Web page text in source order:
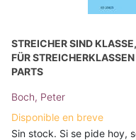
STREICHER SIND
FÜR
PARTS
Boch, Peter
Disponible en breve
Sin stock. Si se pide hoy,